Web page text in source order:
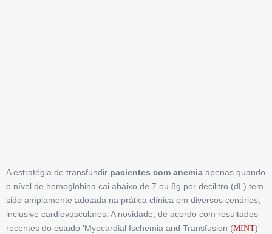
A estratégia de transfundir pacientes com anemia apenas quando
o nível de hemoglobina cai abaixo de 7 ou 8g por decilitro (dL) tem
sido amplamente adotada na prática clínica em diversos cenários,
inclusive cardiovasculares. A novidade, de acordo com resultados
recentes do estudo ‘Myocardial Ischemia and Transfusion (MINT)’